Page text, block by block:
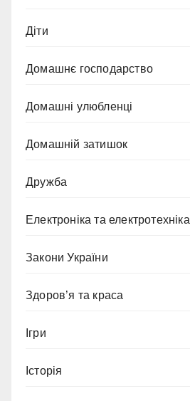
Діти
Домашнє господарство
Домашні улюбленці
Домашній затишок
Дружба
Електроніка та електротехніка
Закони України
Здоров’я та краса
Ігри
Історія